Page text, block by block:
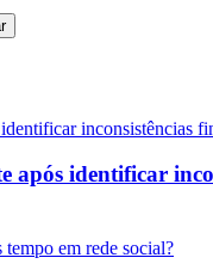
após identificar